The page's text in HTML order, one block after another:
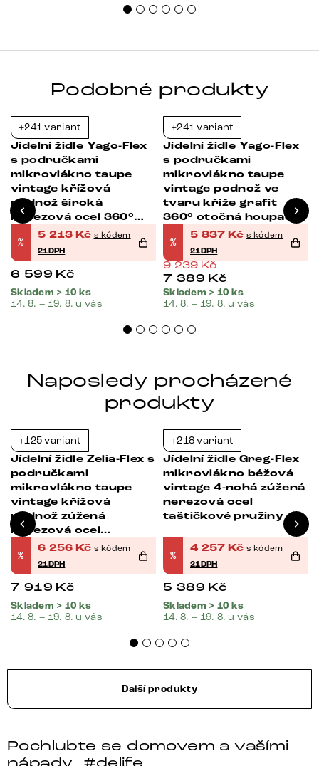
Podobné produkty
+241 variant
Jídelní židle Yago-Flex
s područkami
mikrovlákno taupe
vintage křížová
podnož široká
nerezová ocel 360°
otočná houpací
funkce taštičkové
pružiny
%
5 213 Kč s kódem
21DPH
6 599 Kč
Skladem > 10 ks
14. 8. – 19. 8. u vás
+241 variant
Jídelní židle Yago-Flex
s područkami
mikrovlákno taupe
vintage podnož ve
tvaru kříže grafit
360° otočná houpací
funkce taštičkové
pružiny
%
5 837 Kč s kódem
21DPH
9 239Kč
7 389 Kč
Skladem > 10 ks
14. 8. – 19. 8. u vás
Naposledy procházené
produkty
+125 variant
Jídelní židle Zelia-Flex s
područkami
mikrovlákno taupe
vintage křížová
podnož zúžená
nerezová ocel
taštičkové pružiny
%
6 256 Kč s kódem
21DPH
7 919 Kč
Skladem > 10 ks
14. 8. – 19. 8. u vás
+218 variant
Jídelní židle Greg-Flex
mikrovlákno béžová
vintage 4-nohá zúžená
nerezová ocel
taštičkové pružiny
%
4 257 Kč s kódem
21DPH
5 389 Kč
Skladem > 10 ks
14. 8. – 19. 8. u vás
Další produkty
Pochlubte se domovem a vašími